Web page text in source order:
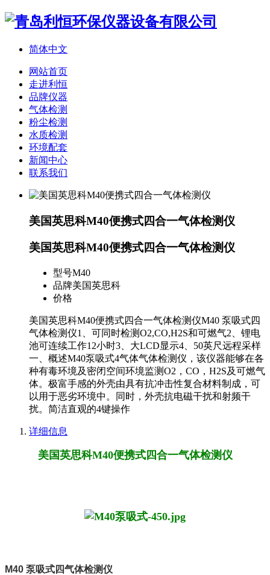
简体中文
网站首页
走进利恒
品牌仪器
气体检测
粉尘检测
水质检测
环境配套
新闻中心
联系我们
美国英思科M40便携式四合一气体检测仪
美国英思科M40便携式四合一气体检测仪
型号M40
品牌美国英思科
价格
美国英思科M40便携式四合一气体检测仪M40 泵吸式四
气体检测仪1、可同时检测O2,CO,H2S和可燃气2、锂电
池可连续工作12小时3、大LCD显示4、50英尺远程采样
一、概述M40泵吸式4气体气体检测仪，该仪器能够在各
种有毒环境及密闭空间环境监测O2，CO，H2S及可燃气
体。极富手感的外壳由具有抗冲击性复合材料制成，可
以用于恶劣环境中。同时，外壳抗电磁干扰和射频干
扰。简洁直观的4键操作
详细信息
美国英思科M40便携式四合一气体检测仪
M40 泵吸式四气体检测仪